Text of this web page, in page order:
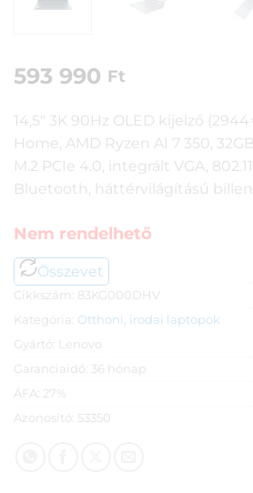
593 990 Ft
14,5″ 3K 90Hz OLED kijelző
Home, AMD Ryzen AI 7 350,
M.2 PCIe 4.0, integrált VGA,
Bluetooth, háttérvilágítású
Nem rendelhető
Összevet
Cikkszám: 83KG000DHV
Kategória: Otthoni, irodai laptopok
Gyártó: Lenovo
Garanciaidő: 36 hónap
ÁFA: 27%
Azonosító: 53350